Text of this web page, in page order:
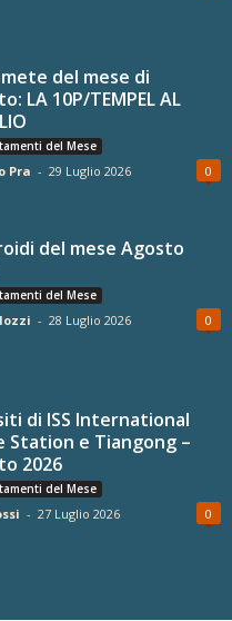
del mese di
LA 10P/TEMPEL AL
del Mese
Pra - 29 Luglio 2026 0
del mese Agosto
del Mese
- 28 Luglio 2026 0
di ISS International
Station e Tiangong –
2026
del Mese
- 27 Luglio 2026 0